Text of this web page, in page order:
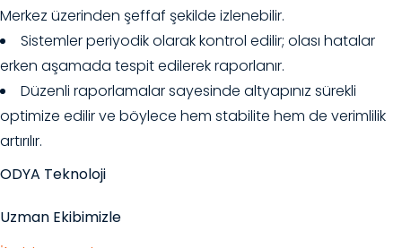
Merkez üzerinden şeffaf şekilde izlenebilir.
Sistemler periyodik olarak kontrol edilir; olası hatalar
erken aşamada tespit edilerek raporlanır.
Düzenli raporlamalar sayesinde altyapınız sürekli
optimize edilir ve böylece hem stabilite hem de verimlilik
artırılır.
ODYA Teknoloji
Uzman Ekibimizle